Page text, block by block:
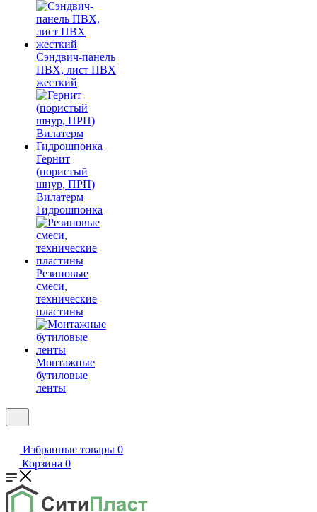
Сэндвич-панель
ПВХ, лист ПВХ
жесткий
Гернит
(пористый
шнур, ПРП)
Вилатерм
Гидрошпонка
Резиновые
смеси,
технические
пластины
Монтажные
бутиловые
ленты
Избранные товары 0
Корзина 0